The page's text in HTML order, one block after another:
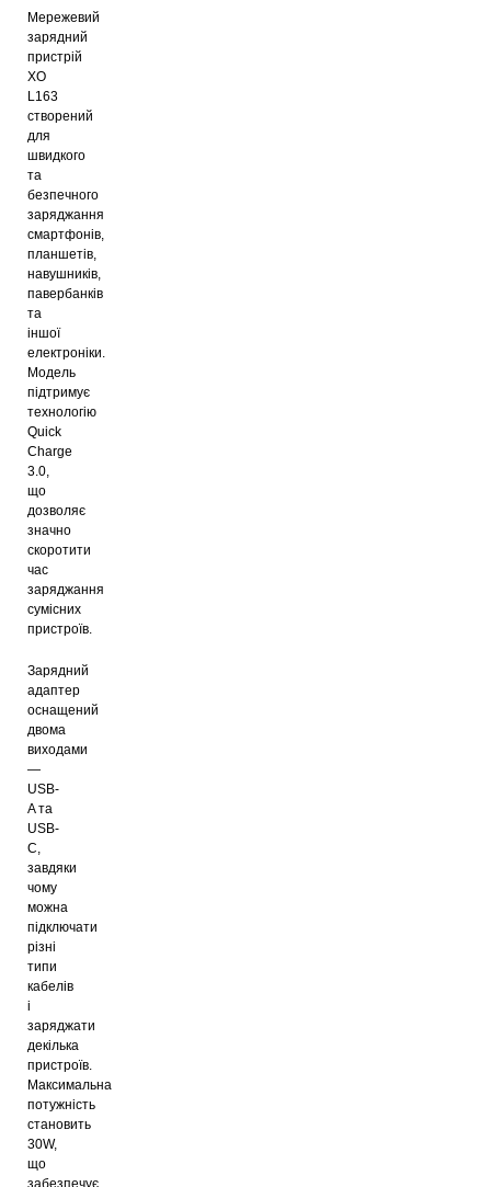
Мережевий
зарядний
пристрій
XO
L163
створений
для
швидкого
та
безпечного
заряджання
смартфонів,
планшетів,
навушників,
павербанків
та
іншої
електроніки.
Модель
підтримує
технологію
Quick
Charge
3.0,
що
дозволяє
значно
скоротити
час
заряджання
сумісних
пристроїв.
Зарядний
адаптер
оснащений
двома
виходами
—
USB-
A та
USB-
C,
завдяки
чому
можна
підключати
різні
типи
кабелів
і
заряджати
декілька
пристроїв.
Максимальна
потужність
становить
30W,
що
забезпечує